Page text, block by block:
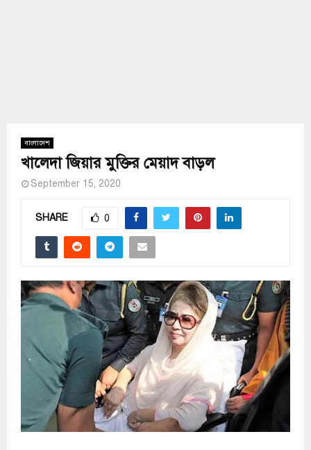
বাংলাদেশ
খালেদা জিয়ার মুক্তির মেয়াদ বাড়ল
September 15, 2020
SHARE 0